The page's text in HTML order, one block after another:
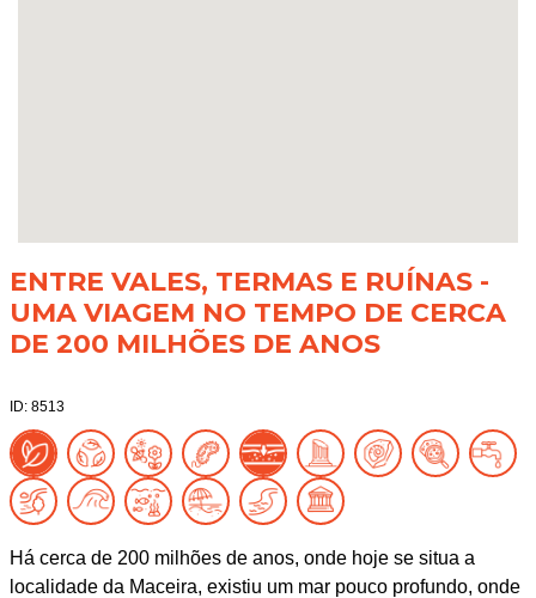
ENTRE VALES, TERMAS E RUÍNAS -
UMA VIAGEM NO TEMPO DE CERCA
DE 200 MILHÕES DE ANOS
ID: 8513
Há cerca de 200 milhões de anos, onde hoje se situa a
localidade da Maceira, existiu um mar pouco profundo, onde